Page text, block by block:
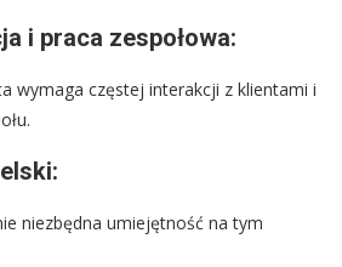
i praca zespołowa:
wymaga częstej interakcji z klientami i
niezbędna umiejętność na tym